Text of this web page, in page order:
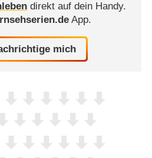
direkt auf dein Handy.
App.
mich